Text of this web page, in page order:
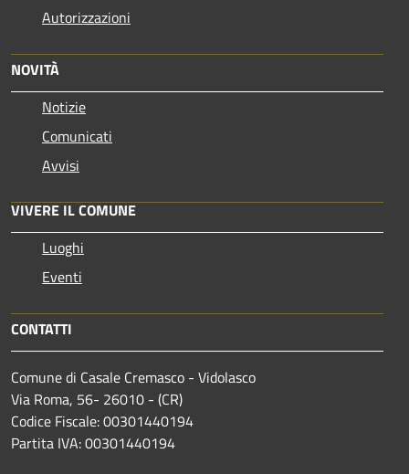
Autorizzazioni
NOVITÀ
Notizie
Comunicati
Avvisi
VIVERE IL COMUNE
Luoghi
Eventi
CONTATTI
Comune di Casale Cremasco - Vidolasco
Via Roma, 56- 26010 - (CR)
Codice Fiscale: 00301440194
Partita IVA: 00301440194